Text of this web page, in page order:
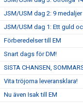
JSM/USM dag 2: 9
JSM/USM dag 1: Ett guld
Förberedelser till EM
Snart dags för DM!
SISTA CHANSEN,
Vita tröjorna leveransklara!
Nu även Isak till EM